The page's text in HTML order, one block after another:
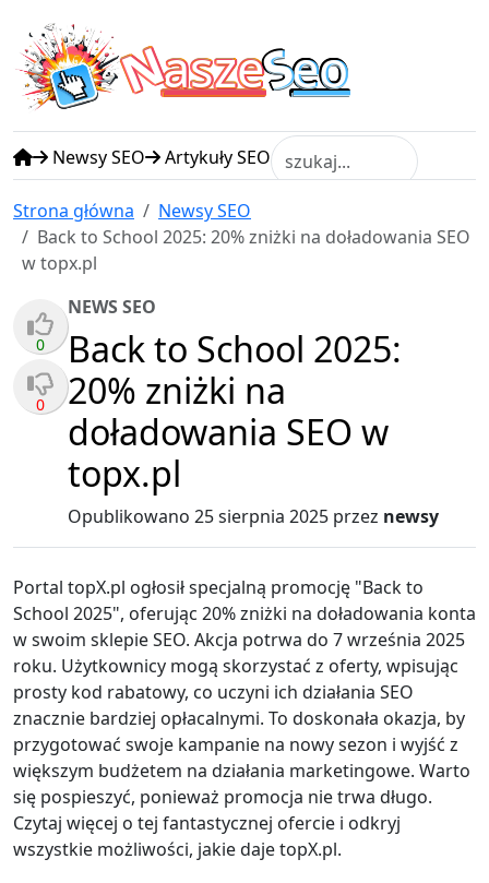
NaszeSeo
Newsy SEO Artykuły SEO
Strona główna
Newsy SEO
Back to School 2025: 20% zniżki na doładowania SEO
w topx.pl
0
0
NEWS SEO
Back to School 2025:
20% zniżki na
doładowania SEO w
topx.pl
Opublikowano 25 sierpnia 2025 przez newsy
Portal topX.pl ogłosił specjalną promocję "Back to
School 2025", oferując 20% zniżki na doładowania konta
w swoim sklepie SEO. Akcja potrwa do 7 września 2025
roku. Użytkownicy mogą skorzystać z oferty, wpisując
prosty kod rabatowy, co uczyni ich działania SEO
znacznie bardziej opłacalnymi. To doskonała okazja, by
przygotować swoje kampanie na nowy sezon i wyjść z
większym budżetem na działania marketingowe. Warto
się pospieszyć, ponieważ promocja nie trwa długo.
Czytaj więcej o tej fantastycznej ofercie i odkryj
wszystkie możliwości, jakie daje topX.pl.